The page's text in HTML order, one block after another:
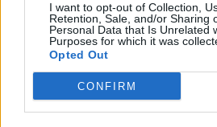
I want to opt-out of Collection,
Retention, Sale, and/or Sharing
Personal Data that Is Unrelated
Purposes for which it was
Opted Out
CONFIRM